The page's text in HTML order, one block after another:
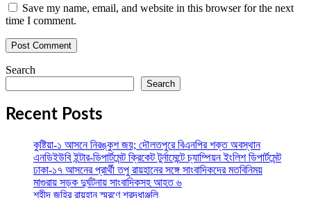
Save my name, email, and website in this browser for the next
time I comment.
Search
Search
Recent Posts
কুষ্টিয়া-১ আসনে নিরঙ্কুশ জয়; দৌলতপুরে বিএনপির শক্ত অবস্থান
এনডিইউবি ইন্টার-ডিপার্টমেন্ট ক্রিকেট টুর্নামেন্টে চ্যাম্পিয়ন ইংলিশ ডিপার্টমেন্ট
ঢাকা-১৭ আসনের প্রার্থী তপু রায়হানের সঙ্গে সাংবাদিকদের মতবিনিময়
মাগুরায় সড়ক দুর্ঘটনায় সাংবাদিকসহ আহত ৬
শহীদ জহির রায়হান স্মরণে শ্রদ্ধাঞ্জলি